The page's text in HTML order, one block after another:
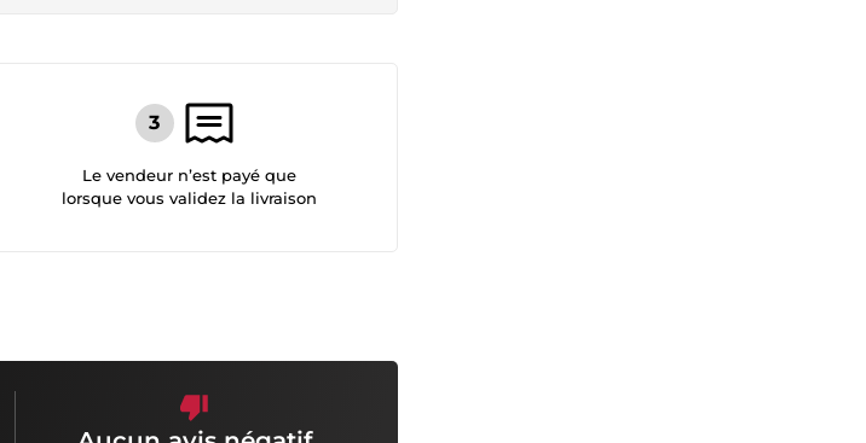
Le vendeur n’est payé que
lorsque vous validez la livraison